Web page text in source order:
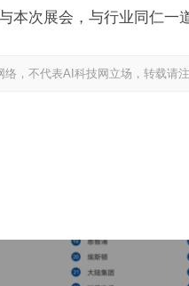
本次展会，与行业同仁
络，不代表AI科技网立场，转载请注